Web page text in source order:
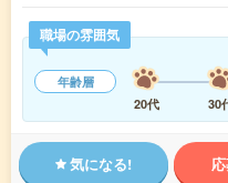
職場の雰囲気
年齢層
20代
30
気になる!